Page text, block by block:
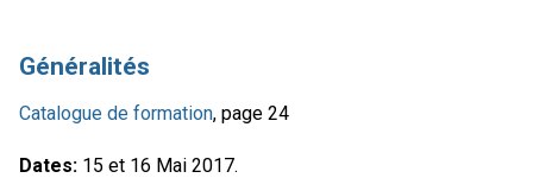
Généralités
Catalogue de formation, page 24
Dates: 15 et 16 Mai 2017.